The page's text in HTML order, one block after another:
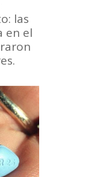
las
en el